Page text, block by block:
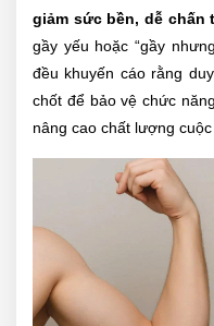
giảm sức bền, dễ chấn
gầy yếu hoặc “gầy
đều khuyến cáo rằng
chốt để bảo vệ chức
nâng cao chất lượng